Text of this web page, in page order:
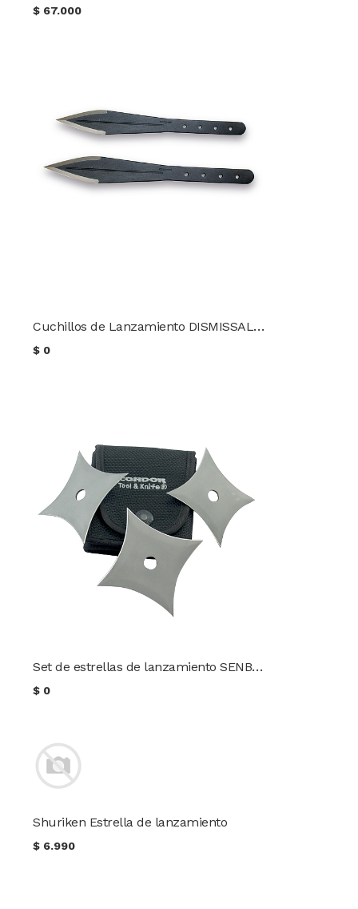
$ 67.000
Cuchillos de Lanzamiento DISMISSAL THROWER Condor TK
$ 0
Set de estrellas de lanzamiento SENBAN SHURIKEN Condor TK
$ 0
Shuriken Estrella de lanzamiento
$ 6.990